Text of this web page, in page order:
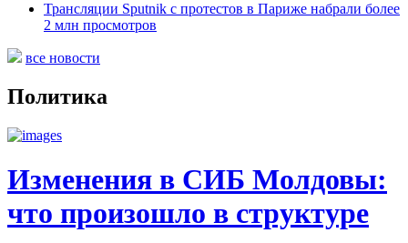
Трансляции Sputnik c протестов в Париже набрали более
2 млн просмотров
все новости
Политика
Изменения в СИБ Молдовы:
что произошло в структуре